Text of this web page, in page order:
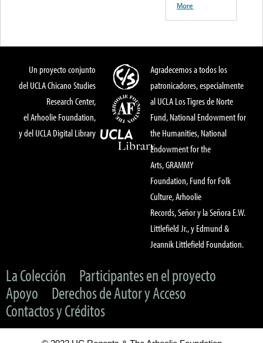
More
Un proyecto conjunto
del UCLA Chicano Studies
Research Center,
el Arhoolie Foundation,
y del UCLA Digital Library
Agradecemos a todos los
patronicadores, especialmente
al UCLA Los Tigres de Norte
Fund, National Endowment for
the Humanities, National
Endowment for the
Arts, GRAMMY
Foundation, Fund for Folk
Culture, Arhoolie
Records, Señor y la Señora E.W.
Littlefield Jr., y Edmund &
Jeannik Littlefield Foundation.
La Colección
Participantes en el proyecto
Apoyo
Derechos de Autor y Acceso
Contactos y Créditos